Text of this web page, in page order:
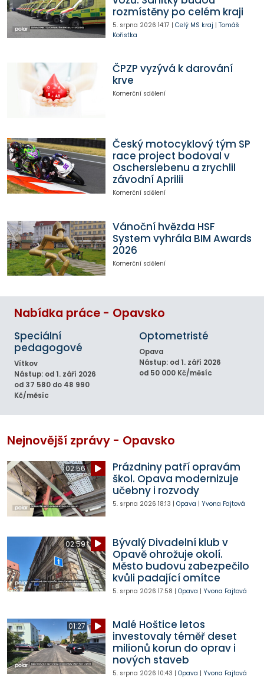
rozmístěny po celém kraji
5. srpna 2026 14:17 | Celý MS kraj | Tomáš
Kořistka
ČPZP vyzývá k darování
krve
Komerční sdělení
Český motocyklový tým SP
race project bodoval v
Oscherslebenu a zrychlil
závodní Aprilii
Komerční sdělení
Vánoční hvězda HSF
System vyhrála BIM Awards
2026
Komerční sdělení
Nabídka práce - Opavsko
Speciální
pedagogové
Vítkov
Nástup: od 1. září 2026
od 37 580 do 48 990
Kč/měsíc
Optometristé
Opava
Nástup: od 1. září 2026
od 50 000 Kč/měsíc
Nejnovější zprávy - Opavsko
02:56
Prázdniny patří opravám
škol. Opava modernizuje
učebny i rozvody
5. srpna 2026 18:13 | Opava | Yvona Fajtová
02:59
Bývalý Divadelní klub v
Opavě ohrožuje okolí.
Město budovu zabezpečilo
kvůli padající omítce
5. srpna 2026 17:58 | Opava | Yvona Fajtová
01:27
Malé Hoštice letos
investovaly téměř deset
milionů korun do oprav i
nových staveb
5. srpna 2026 10:43 | Opava | Yvona Fajtová